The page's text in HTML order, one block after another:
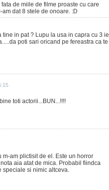
de miile de filme proaste cu care
dat 8 stele de onoare. :D
in pat ? Lupu la usa in capra cu 3
poti sari oricand pe fereastra ca
toti actorii...BUN...!!!!
am plictisit de el. Este un horror
aia atat de mica. Probabil fiindca
speciale si nimic altceva.